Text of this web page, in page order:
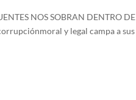
NOS SOBRAN DENTRO DE
y legal campa a sus